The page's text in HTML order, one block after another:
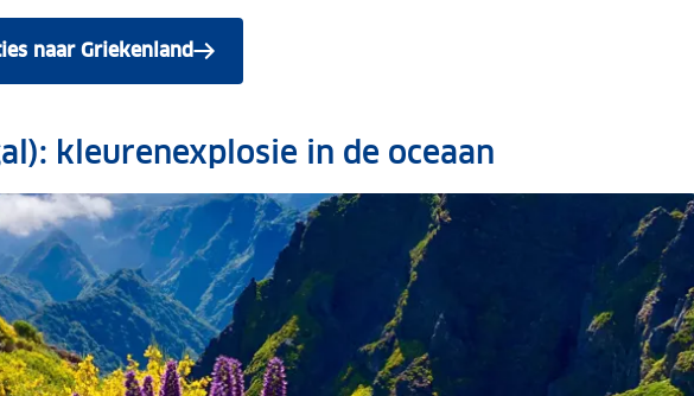
naar Griekenland
kleurenexplosie in de oceaan